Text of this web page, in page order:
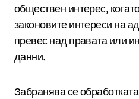
обществен интерес,
законовите интереси на
превес над правата или
данни.
Забранява се